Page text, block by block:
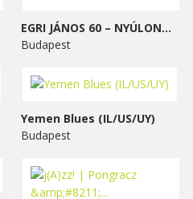
EGRI JÁNOS 60 – NYÚLON...
Budapest
Yemen Blues (IL/US/UY)
Budapest